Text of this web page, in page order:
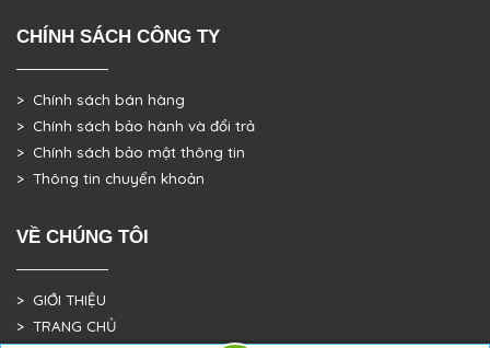
CHÍNH SÁCH CÔNG TY
> Chính sách bán hàng
> Chính sách bảo hành và đổi trả
> Chính sách bảo mật thông tin
> Thông tin chuyển khoản
VỀ CHÚNG TÔI
> GIỚI THIỆU
> TRANG CHỦ